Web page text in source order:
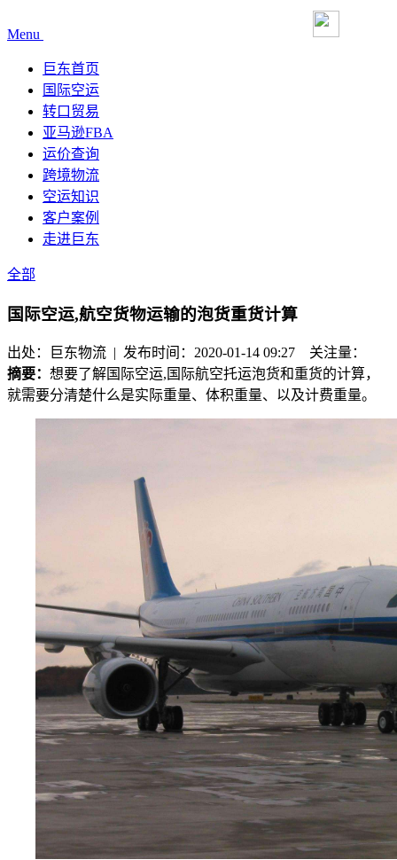
Menu
巨东首页
国际空运
转口贸易
亚马逊FBA
运价查询
跨境物流
空运知识
客户案例
走进巨东
全部
国际空运,航空货物运输的泡货重货计算
出处：巨东物流 | 发布时间：2020-01-14 09:27 关注量：
摘要： 想要了解国际空运,国际航空托运​泡货和重货的计算，
就需要分清楚什么是实际重量、体积重量、以及计费重量。